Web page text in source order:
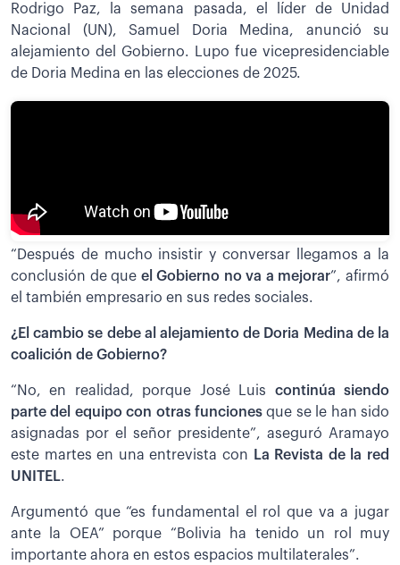
Rodrigo Paz, la semana pasada, el líder de Unidad
Nacional (UN), Samuel Doria Medina, anunció su
alejamiento del Gobierno. Lupo fue vicepresidenciable
de Doria Medina en las elecciones de 2025.
“Después de mucho insistir y conversar llegamos a la
conclusión de que el Gobierno no va a mejorar”, afirmó
el también empresario en sus redes sociales.
¿El cambio se debe al alejamiento de Doria Medina de la
coalición de Gobierno?
“No, en realidad, porque José Luis continúa siendo
parte del equipo con otras funcionesque se le han sido
asignadas por el señor presidente”, aseguró Aramayo
este martes en una entrevista con
La Revista de la red
UNITEL.
Argumentó que “es fundamental el rol que va a jugar
ante la OEA” porque “Bolivia ha tenido un rol muy
importante ahora en estos espacios multilaterales”.